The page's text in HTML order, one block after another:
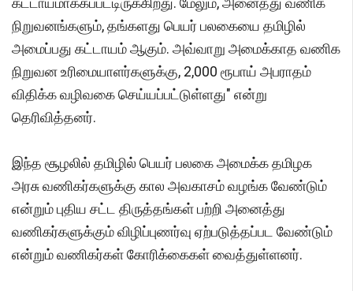
நிறுவனங்களும், தங்களது பெயர் பலகையை தமிழில்
அமைப்பது கட்டாயம் ஆகும். அவ்வாறு அமைக்காத வணிக
நிறுவன உரிமையாளர்களுக்கு, 2,000 ரூபாய் அபராதம்
விதிக்க வழிவகை செய்யப்பட்டுள்ளது" என்று
தெரிவித்தனர்.
இந்த சூழலில் தமிழில் பெயர் பலகை அமைக்க தமிழக
அரசு வணிகர்களுக்கு கால அவகாசம் வழங்க வேண்டும்
என்றும் புதிய சட்ட திருத்தங்கள் பற்றி அனைத்து
வணிகர்களுக்கும் விழிப்புணர்வு ஏற்படுத்தப்பட வேண்டும்
என்றும் வணிகர்கள் கோரிக்கைகள் வைத்துள்ளனர்.